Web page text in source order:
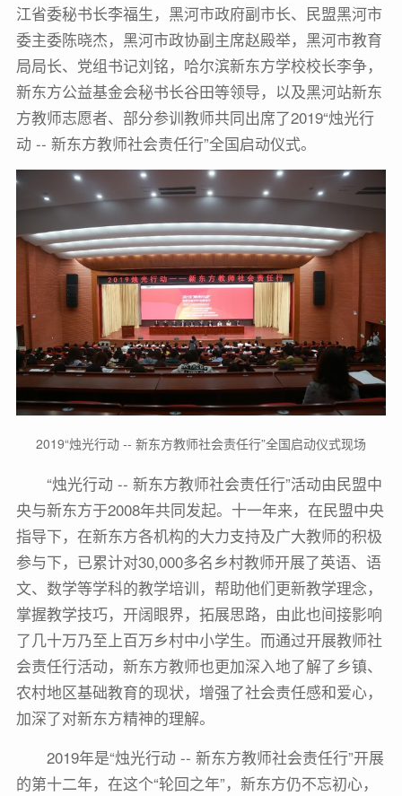
江省委秘书长李福生，黑河市政府副市长、民盟黑河市
委主委陈晓杰，黑河市政协副主席赵殿举，黑河市教育
局局长、党组书记刘铭，哈尔滨新东方学校校长李争，
新东方公益基金会秘书长谷田等领导，以及黑河站新东
方教师志愿者、部分参训教师共同出席了2019“烛光行
动 -- 新东方教师社会责任行”全国启动仪式。
2019“烛光行动 -- 新东方教师社会责任行”全国启动仪式现场
“烛光行动 -- 新东方教师社会责任行”活动由民盟中
央与新东方于2008年共同发起。十一年来，在民盟中央
指导下，在新东方各机构的大力支持及广大教师的积极
参与下，已累计对30,000多名乡村教师开展了英语、语
文、数学等学科的教学培训，帮助他们更新教学理念，
掌握教学技巧，开阔眼界，拓展思路，由此也间接影响
了几十万乃至上百万乡村中小学生。而通过开展教师社
会责任行活动，新东方教师也更加深入地了解了乡镇、
农村地区基础教育的现状，增强了社会责任感和爱心，
加深了对新东方精神的理解。
2019年是“烛光行动 -- 新东方教师社会责任行”开展
的第十二年，在这个“轮回之年”，新东方仍不忘初心，